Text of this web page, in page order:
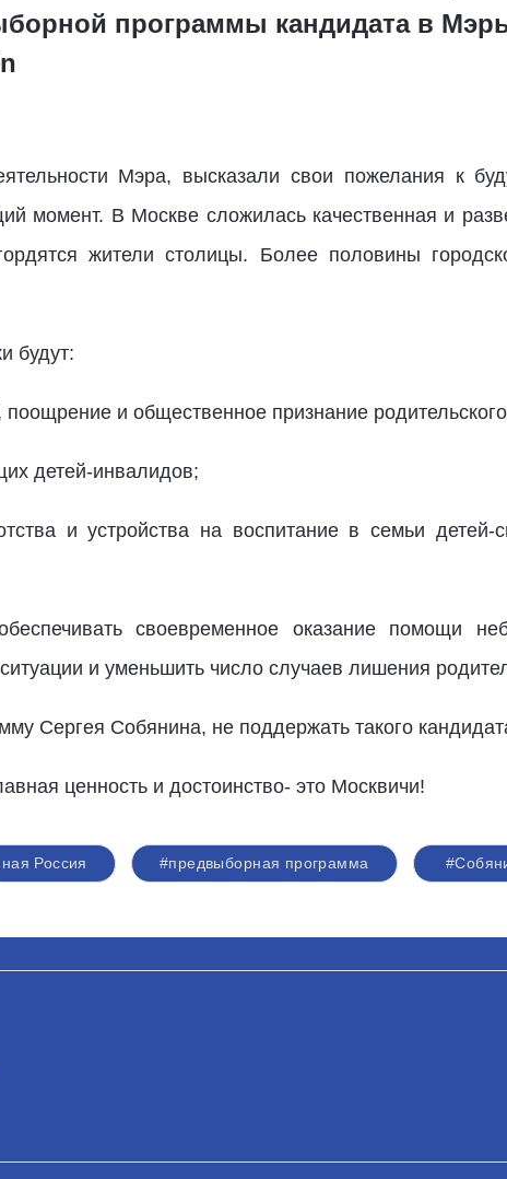
программы кандидата в
Мэра, высказали свои пожелания к
момент. В Москве сложилась качественная и
жители столицы. Более половины
будут:
и общественное признание
детей-инвалидов;
и устройства на воспитание в семьи
своевременное оказание помощи
и уменьшить число случаев лишения
Сергея Собянина, не поддержать такого
ценность и достоинство- это Москвичи!
Россия #предвыборная программа